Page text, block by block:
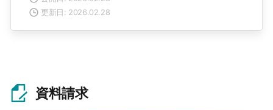
更新日: 2026.02.28
資料請求